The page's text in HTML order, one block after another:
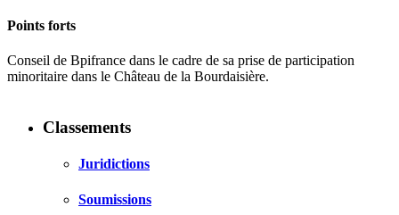
Points forts
Conseil de Bpifrance dans le cadre de sa prise de participation
minoritaire dans le Château de la Bourdaisière.
Classements
Juridictions
Soumissions